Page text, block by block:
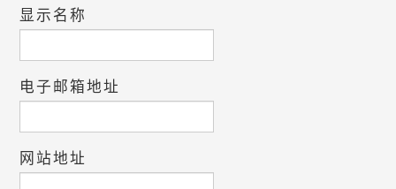
显示名称
电子邮箱地址
网站地址